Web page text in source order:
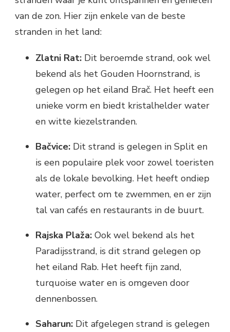
van de zon. Hier zijn enkele van de beste
stranden in het land:
Zlatni Rat: Dit beroemde strand, ook wel
bekend als het Gouden Hoornstrand, is
gelegen op het eiland Brač. Het heeft een
unieke vorm en biedt kristalhelder water
en witte kiezelstranden.
Bačvice: Dit strand is gelegen in Split en
is een populaire plek voor zowel toeristen
als de lokale bevolking. Het heeft ondiep
water, perfect om te zwemmen, en er zijn
tal van cafés en restaurants in de buurt.
Rajska Plaža: Ook wel bekend als het
Paradijsstrand, is dit strand gelegen op
het eiland Rab. Het heeft fijn zand,
turquoise water en is omgeven door
dennenbossen.
Saharun: Dit afgelegen strand is gelegen